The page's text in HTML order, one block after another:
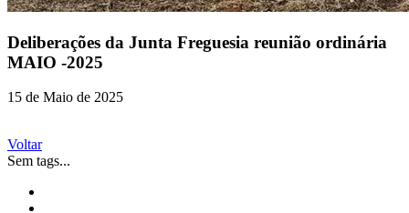
Deliberações da Junta Freguesia reunião ordinária
MAIO -2025
15 de Maio de 2025
Voltar
Sem tags...